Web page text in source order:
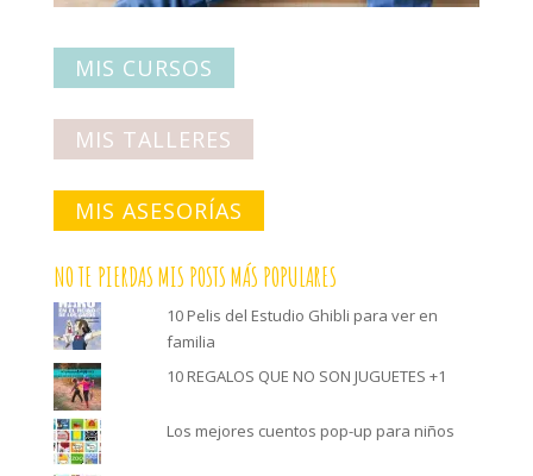
MIS CURSOS
MIS TALLERES
MIS ASESORÍAS
NO TE PIERDAS MIS POSTS MÁS POPULARES
10 Pelis del Estudio Ghibli para ver en
familia
10 REGALOS QUE NO SON JUGUETES +1
Los mejores cuentos pop-up para niños